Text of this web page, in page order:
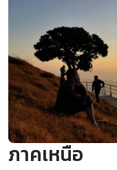
ภาคเหนือ